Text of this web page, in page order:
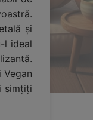
și
l ideal
simțiți